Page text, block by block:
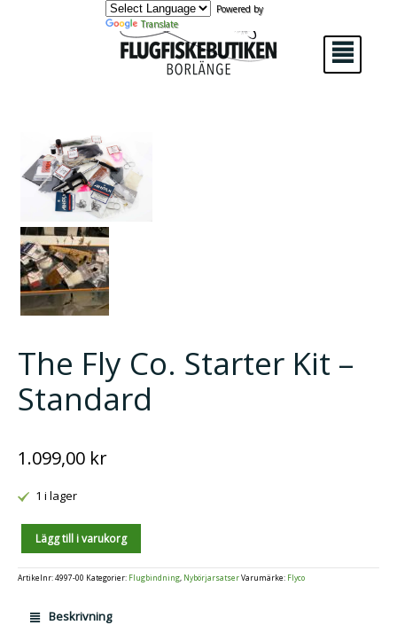
Powered by
Translate
²
The Fly Co. Starter Kit –
Standard
1.099,00 kr
1 i lager
AntalLägg till i varukorg
Artikelnr:4997-00 Kategorier: Flugbindning, NybörjarsatserVarumärke: Flyco
Beskrivning